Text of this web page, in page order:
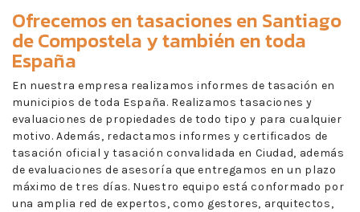
Ofrecemos entasaciones en Santiago
de Compostela y también en toda
España
En nuestra empresa realizamos informes de tasación en
municipios de toda España. Realizamos tasaciones y
evaluaciones de propiedades de todo tipo y para cualquier
motivo. Además, redactamos informes y certificados de
tasación oficial y tasación convalidada en Ciudad, además
de evaluaciones de asesoría que entregamos en un plazo
máximo de tres días. Nuestro equipo está conformado por
una amplia red de expertos, como gestores, arquitectos,